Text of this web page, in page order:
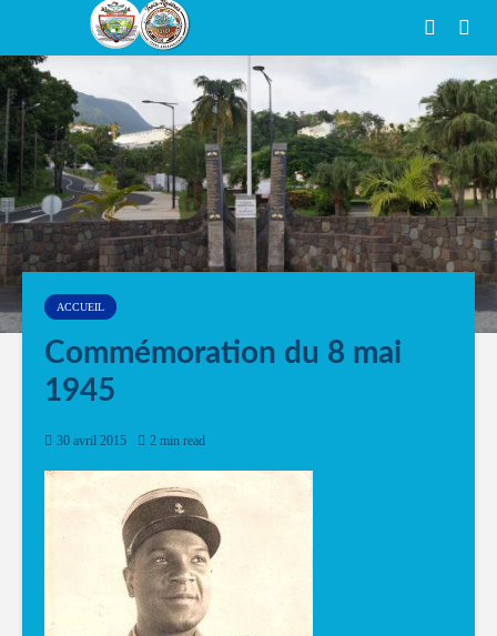
ACCUEIL
Commémoration du 8 mai
1945
30 avril 2015 2 min read